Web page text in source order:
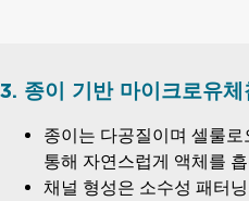
3. 종이 기반 마이크로유체
종이는 다공질이며 셀룰
통해 자연스럽게 액체를
채널 형성은 소수성 패터